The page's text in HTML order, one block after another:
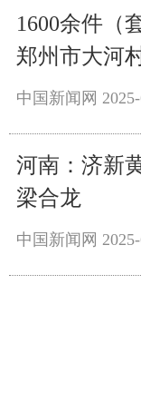
1600余件（
郑州市大河
中国新闻网
河南：济新
梁合龙
中国新闻网